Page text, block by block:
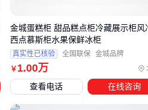
的敏感度差异明显
统，而干点类甜品对
查看制冷方式，风冷
柜体结构设计直接
后推门式甜品柜
多层抽屉式设计
￥ 1.00万
金城蛋糕柜 甜品糕点柜冷藏展示柜风
西点慕斯柜水果保鲜冰柜
真实性已核验 全国联保 金城品牌
查看电话 在线咨询